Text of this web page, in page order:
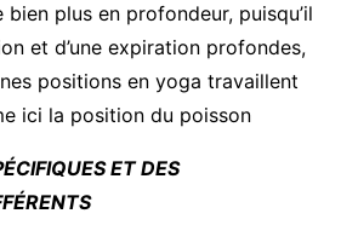
plus en profondeur, puisqu’il
et d’une expiration profondes,
positions en yoga travaillent
ici la position du poisson
ET DES